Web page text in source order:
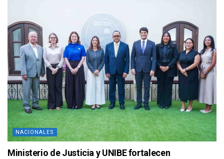
NACIONALES
Ministerio de Justicia y UNIBE fortalecen